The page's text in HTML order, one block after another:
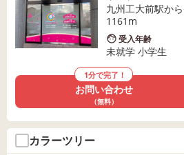
九州工大前駅か
1161m
受入年齢
未就学 小学生
1分で完了！
お問い合わせ
（無料）
カラーツリー